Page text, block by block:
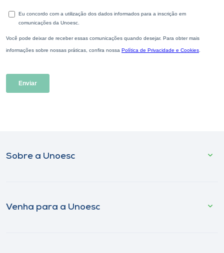
Sobre a Unoesc
Venha para a Unoesc